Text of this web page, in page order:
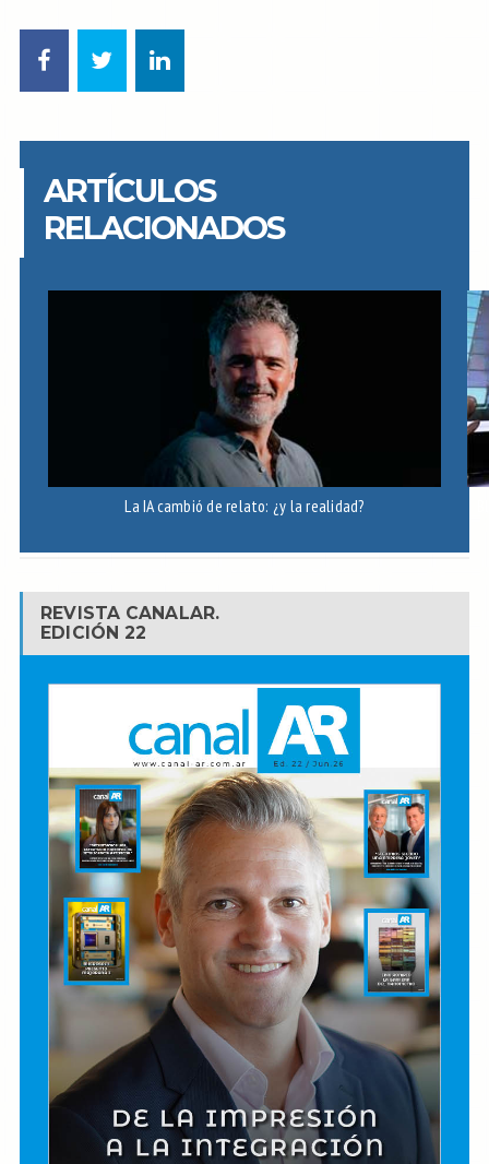
ARTÍCULOS
RELACIONADOS
La IA cambió de relato: ¿y la realidad?
REVISTA CANALAR.
EDICIÓN 22